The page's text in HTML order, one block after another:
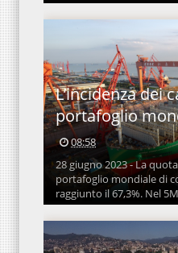
L’incidenza dei
portafoglio
08:58
28 giugno 2023 - La
portafoglio mondiale di
raggiunto il 67,3%. Nel